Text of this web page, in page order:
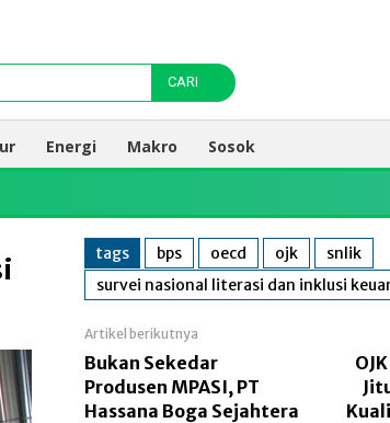
CARI
Energi Makro Sosok
tags bps oecd ojk
snlik
survei nasional literasi dan inklusi
Artikel berikutnya
Bukan Sekedar
Produsen MPASI, PT
Hassana Boga Sejahtera